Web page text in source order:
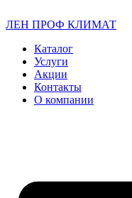
ЛЕН ПРОФ КЛИМАТ
Каталог
Услуги
Акции
Контакты
О компании